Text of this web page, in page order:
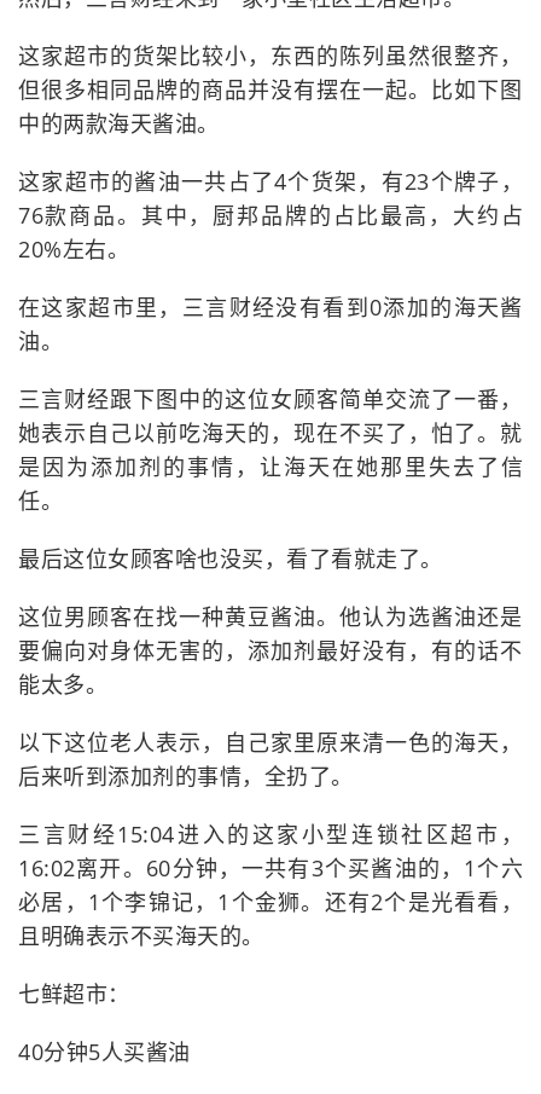
这家超市的货架比较小，东西的陈列虽然很整齐，
但很多相同品牌的商品并没有摆在一起。比如下图
中的两款海天酱油。
这家超市的酱油一共占了4个货架，有23个牌子，
76款商品。其中，厨邦品牌的占比最高，大约占
20%左右。
在这家超市里，三言财经没有看到0添加的海天酱
油。
三言财经跟下图中的这位女顾客简单交流了一番，
她表示自己以前吃海天的，现在不买了，怕了。就
是因为添加剂的事情，让海天在她那里失去了信
任。
最后这位女顾客啥也没买，看了看就走了。
这位男顾客在找一种黄豆酱油。他认为选酱油还是
要偏向对身体无害的，添加剂最好没有，有的话不
能太多。
以下这位老人表示，自己家里原来清一色的海天，
后来听到添加剂的事情，全扔了。
三言财经15:04进入的这家小型连锁社区超市，
16:02离开。60分钟，一共有3个买酱油的，1个六
必居，1个李锦记，1个金狮。还有2个是光看看，
且明确表示不买海天的。
七鲜超市：
40分钟5人买酱油